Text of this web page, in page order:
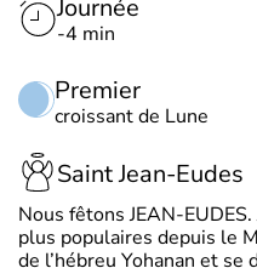
Journée
-4 min
Premier
croissant de Lune
Saint Jean-Eudes
Nous fêtons JEAN-
plus populaires depuis le
de l’hébreu Yohanan et